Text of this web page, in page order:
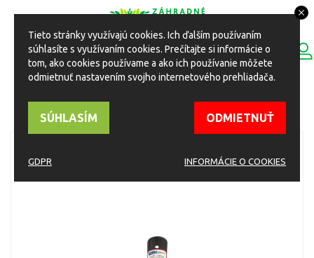
Toggle
navigation
ESHOP
Hrable 14-zubé kov,prevzdušňovacie
Tieto stránky využívajú cookies. Ich ďalším používaním
súhlasíte s využívaním cookies. Prečítajte si informácie o
tom, ako cookies používame a ako ich používanie môžete
odmietnuť nastavením svojho internetového prehliadača.
SÚHLASÍM ODMIETNUŤ
GDPR INFORMÁCIE O COOKIES